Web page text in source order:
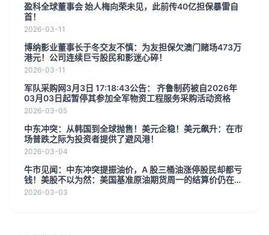
盈科全球董事会 始人梅向荣未见，此前传40亿担保暴雷自
首！
2026-03-11
博纳影业董事长于冬交友不慎：为友担保欠澳门赌场473万
港元！公司连续巨亏股民和影迷心碎！
2026-03-11
军队采购网3月3日 17:18:43公告： 齐鲁制药被自2026年
03月03日起暂停其参加全军物资工程服务采购活动资格
2026-03-05
中东冲突：从韩国到全球抛售！美元企稳！美元飙升：在市
场普跌之际为投资者提供了避风港！
2026-03-04
牛市见闻：中东冲突提振油价，A 股三桶油涨停股民却都亏
钱！美股不以为然：美国基准原油期货周一的结算价仍在每
桶71美元左右
2026-03-03